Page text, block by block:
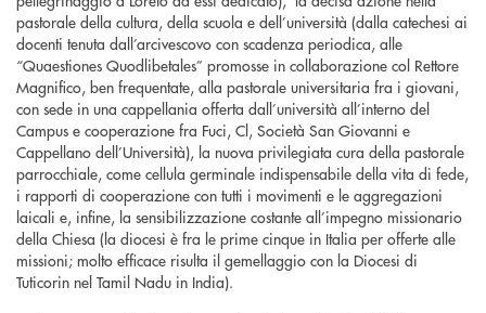
pastorale della cultura, della scuola e dell’università (dalla catechesi ai
docenti tenuta dall’arcivescovo con scadenza periodica, alle
“Quaestiones Quodlibetales” promosse in collaborazione col Rettore
Magnifico, ben frequentate, alla pastorale universitaria fra i giovani,
con sede in una cappellania offerta dall’università all’interno del
Campus e cooperazione fra Fuci, Cl, Società San Giovanni e
Cappellano dell’Università), la nuova privilegiata cura della pastorale
parrocchiale, come cellula germinale indispensabile della vita di fede,
i rapporti di cooperazione con tutti i movimenti e le aggregazioni
laicali e, infine, la sensibilizzazione costante all’impegno missionario
della Chiesa (la diocesi è fra le prime cinque in Italia per offerte alle
missioni; molto efficace risulta il gemellaggio con la Diocesi di
Tuticorin nel Tamil Nadu in India).